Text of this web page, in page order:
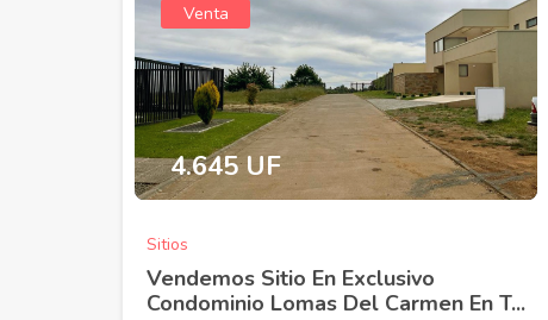
Venta
4.645 UF
Sitios
Vendemos Sitio En Exclusivo
Condominio Lomas Del Carmen En T...
Venta